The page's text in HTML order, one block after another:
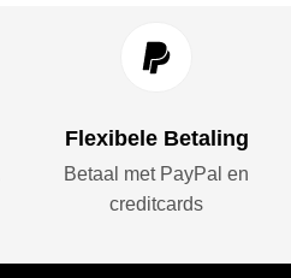
Flexibele Betaling
Betaal met PayPal en
creditcards